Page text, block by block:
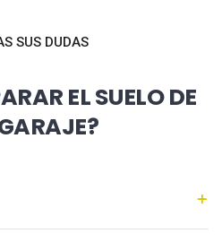
SUS DUDAS
EL SUELO DE